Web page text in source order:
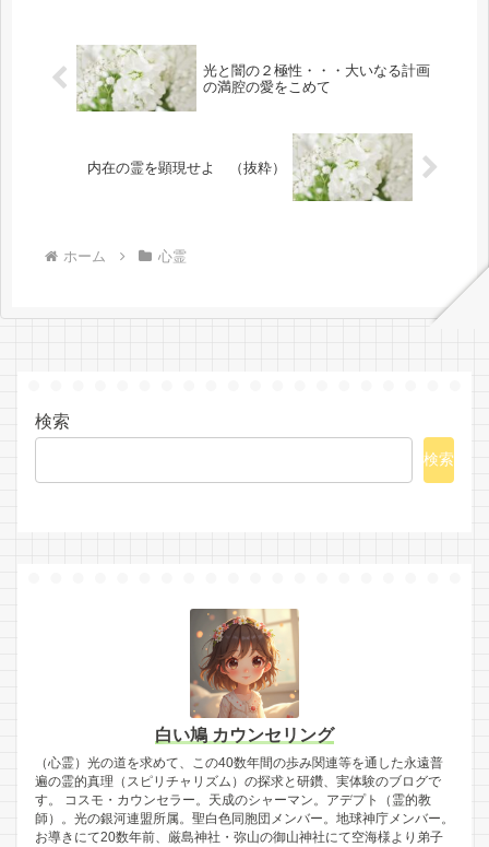
光と闇の２極性・・・大いなる計画
の満腔の愛をこめて
内在の霊を顕現せよ （抜粋）
ホーム 心霊
検索
検索
白い鳩 カウンセリング
（心霊）光の道を求めて、この40数年間の歩み関連等を通した永遠普
遍の霊的真理（スピリチャリズム）の探求と研鑽、実体験のブログで
す。 コスモ・カウンセラー。天成のシャーマン。アデプト（霊的教
師）。光の銀河連盟所属。聖白色同胞団メンバー。地球神庁メンバー。
お導きにて20数年前、厳島神社・弥山の御山神社にて空海様より弟子